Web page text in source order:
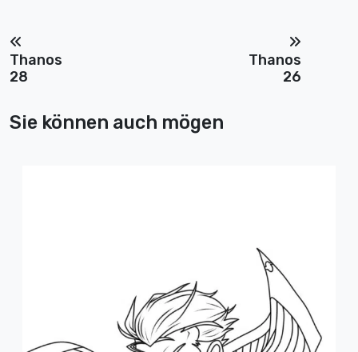
Thanos
28
Thanos
26
Sie können auch mögen